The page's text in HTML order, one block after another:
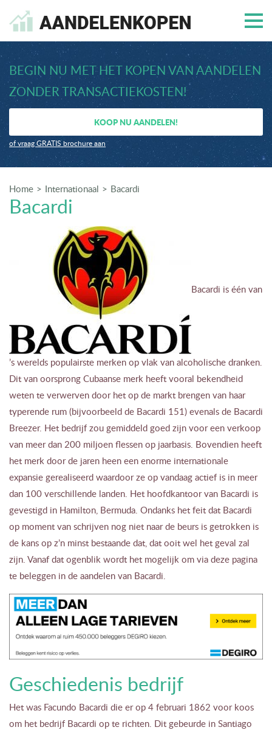
BEGIN NU MET HET KOPEN VAN AANDELEN
ZONDER TRANSACTIEKOSTEN!
KOOP NU AANDELEN!
of vraag GRATIS brochure aan
Home Internationaal Bacardi
Bacardi
Bacardi is één van
’s werelds populairste merken op vlak van alcoholische dranken.
Dit van oorsprong Cubaanse merk heeft vooral bekendheid
weten te verwerven door het op de markt brengen van haar
typerende rum (bijvoorbeeld de Bacardi 151) evenals de Bacardi
Breezer. Het bedrijf zou gemiddeld goed zijn voor een verkoop
van meer dan 200 miljoen flessen op jaarbasis. Bovendien heeft
het merk door de jaren heen een enorme internationale
expansie gerealiseerd waardoor ze op vandaag actief is in meer
dan 100 verschillende landen. Het hoofdkantoor van Bacardi is
gevestigd in Hamilton, Bermuda. Ondanks het feit dat Bacardi
op moment van schrijven nog niet naar de beurs is getrokken is
de kans op z’n minst bestaande dat, dat ooit wel het geval zal
zijn. Vanaf dat ogenblik wordt het mogelijk om via deze pagina
te beleggen in de aandelen van Bacardi.
Geschiedenis bedrijf
Het was Facundo Bacardi die er op 4 februari 1862 voor koos
om het bedrijf Bacardi op te richten. Dit gebeurde in Santiago